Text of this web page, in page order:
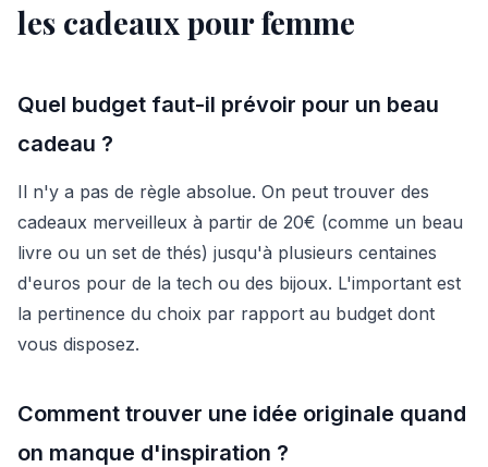
les cadeaux pour femme
Quel budget faut-il prévoir pour un beau
cadeau ?
Il n'y a pas de règle absolue. On peut trouver des
cadeaux merveilleux à partir de 20€ (comme un beau
livre ou un set de thés) jusqu'à plusieurs centaines
d'euros pour de la tech ou des bijoux. L'important est
la pertinence du choix par rapport au budget dont
vous disposez.
Comment trouver une idée originale quand
on manque d'inspiration ?